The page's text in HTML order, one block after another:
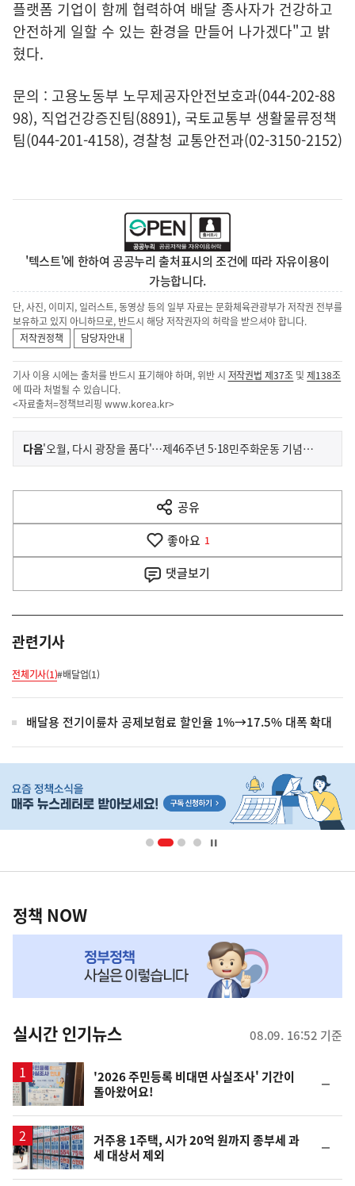
플랫폼 기업이 함께 협력하여 배달 종사자가 건강하고
안전하게 일할 수 있는 환경을 만들어 나가겠다"고 밝
혔다.
문의 : 고용노동부 노무제공자안전보호과(044-202-88
98), 직업건강증진팀(8891), 국토교통부 생활물류정책
팀(044-201-4158), 경찰청 교통안전과(02-3150-2152)
'텍스트'에 한하여 공공누리 출처표시의 조건에 따라 자유이용이
가능합니다.
단, 사진, 이미지, 일러스트, 동영상 등의 일부 자료는 문화체육관광부가 저작권 전부를
보유하고 있지 아니하므로, 반드시 해당 저작권자의 허락을 받으셔야 합니다.
저작권정책
담당자안내
기사 이용 시에는 출처를 반드시 표기해야 하며, 위반 시 저작권법 제37조 및제138조
에 따라 처벌될 수 있습니다.
<자료출처=정책브리핑 www.korea.kr>
이
전
다
음
다음기
사
'오월, 다시 광장을 품다'…제46주년 5·18민주화운동 기념식 거행
공유
열
기
좋아요 1
댓글보기
관련기사
전체기사(1)#배달업(1)
배달용 전기이륜차 공제보험료 할인율 1%→17.5% 대폭 확대
단
배
영
책
NOW,
뉴
스
정책 NOW
실시간 인기뉴스 08.09. 16:52 기준
'2026 주민등록 비대면 사실조사' 기간이
돌아왔어요!
일
거주용 1주택, 시가 20억 원까지 종부세 과
세 대상서 제외